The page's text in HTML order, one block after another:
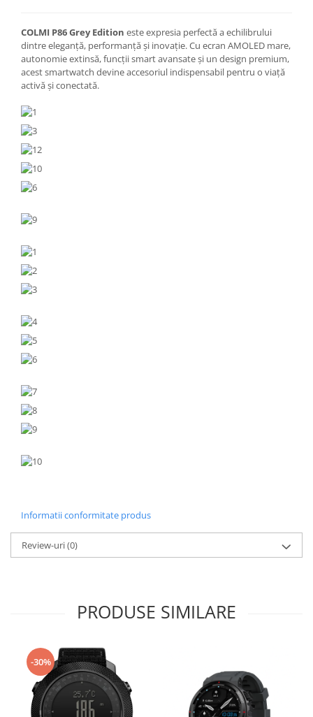
COLMI P86 Grey Edition este expresia perfectă a echilibrului
dintre eleganță, performanță și inovație. Cu ecran AMOLED mare,
autonomie extinsă, funcții smart avansate și un design premium,
acest smartwatch devine accesoriul indispensabil pentru o viață
activă și conectată.
Informatii conformitate produs
Review-uri(0)
PRODUSE SIMILARE
-30%